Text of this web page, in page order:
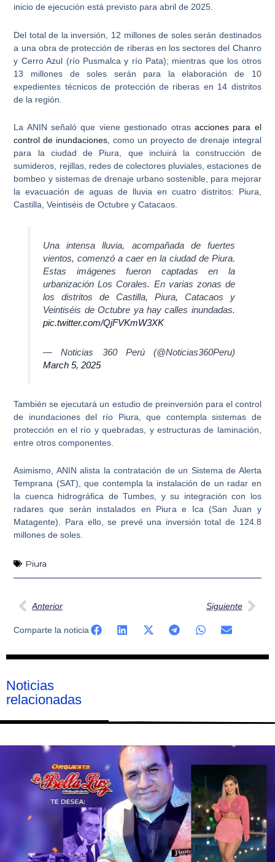
inicio de ejecución está previsto para abril de 2025.
Del total de la inversión, 12 millones de soles serán destinados
a una obra de protección de riberas en los sectores del Chanro
y Cerro Azul (río Pusmalca y río Pata); mientras que los otros
13 millones de soles serán para la elaboración de 10
expedientes técnicos de protección de riberas en 14 distritos
de la región.
La ANIN señaló que viene gestionado otras acciones para el
control de inundaciones , como un proyecto de drenaje integral
para la ciudad de Piura, que incluirá la construcción de
sumideros, rejillas, redes de colectores pluviales, estaciones de
bombeo y sistemas de drenaje urbano sostenible, para mejorar
la evacuación de aguas de lluvia en cuatro distritos: Piura,
Castilla, Veintiséis de Octubre y Catacaos.
Una intensa lluvia, acompañada de fuertes
vientos, comenzó a caer en la ciudad de Piura.
Estas imágenes fueron captadas en la
urbanización Los Corales. En varias zonas de
los distritos de Castilla, Piura, Catacaos y
Veintiséis de Octubre ya hay calles inundadas.
pic.twitter.com/QjFVKmW3XK
— Noticias 360 Perú (@Noticias360Peru)
March 5, 2025
También se ejecutará un estudio de preinversión para el control
de inundaciones del río Piura , que contempla sistemas de
protección en el río y quebradas, y estructuras de laminación,
entre otros componentes.
Asimismo, ANIN alista la contratación de un Sistema de Alerta
Temprana (SAT) , que contempla la instalación de un radar en
la cuenca hidrográfica de Tumbes, y su integración con los
radares que serán instalados en Piura e Ica (San Juan y
Matagente). Para ello, se prevé una inversión total de 124.8
millones de soles.
Piura
Ant
Anterior Siguiente
Comparte la noticia
Noticias
relacionadas
PáginaPágina
Página
Página
Página